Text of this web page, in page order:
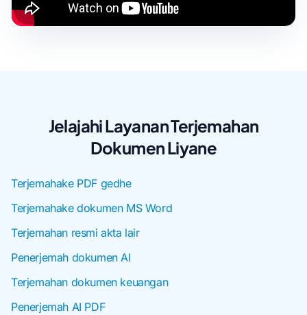
Jelajahi Layanan Terjemahan
Dokumen Liyane
Terjemahake PDF gedhe
Terjemahake dokumen MS Word
Terjemahan resmi akta lair
Penerjemah dokumen AI
Terjemahan dokumen keuangan
Penerjemah AI PDF